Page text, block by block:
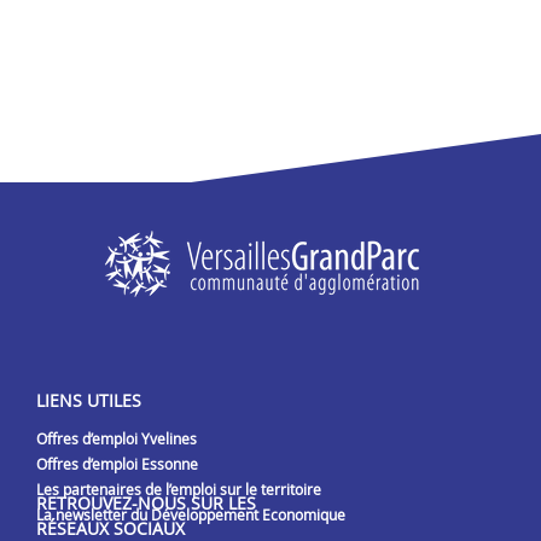
LIENS UTILES
Offres d’emploi Yvelines
Offres d’emploi Essonne
Les partenaires de l’emploi sur le territoire
La newsletter du Développement Economique
RETROUVEZ-NOUS SUR LES
RÉSEAUX SOCIAUX